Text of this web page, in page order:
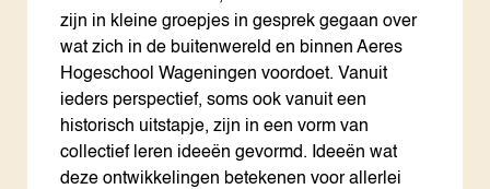
zijn in kleine groepjes in gesprek gegaan over
wat zich in de buitenwereld en binnen Aeres
Hogeschool Wageningen voordoet. Vanuit
ieders perspectief, soms ook vanuit een
historisch uitstapje, zijn in een vorm van
collectief leren ideeën gevormd. Ideeën wat
deze ontwikkelingen betekenen voor allerlei